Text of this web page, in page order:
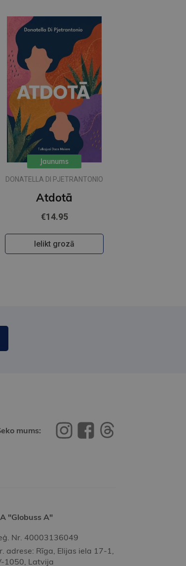
Jaunums
DONATELLA DI PJETRANTONIO
Atdotā
€14.95
Ielikt grozā
mums:
"Globuss A"
Nr. 40003136049
adrese: Rīga, Elijas iela 17-1,
1050, Latvija